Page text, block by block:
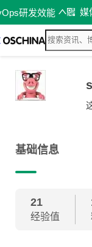
研发效能 媒
基础信息
21
经验值